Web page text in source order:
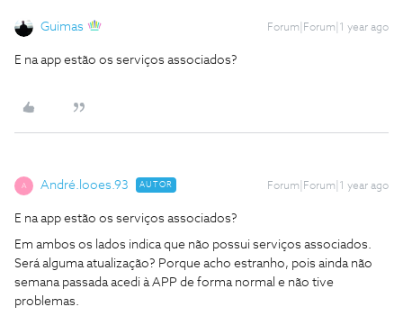
Guimas Forum|Forum|1 year ago
E na app estão os serviços associados?
A André.looes.93 AUTOR Forum|Forum|1 year ago
E na app estão os serviços associados?
Em ambos os lados indica que não possui serviços associados.
Será alguma atualização? Porque acho estranho, pois ainda não
semana passada acedi à APP de forma normal e não tive
problemas.